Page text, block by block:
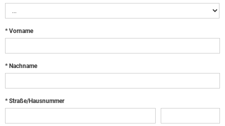
* Vorname
* Nachname
* Straße/Hausnummer